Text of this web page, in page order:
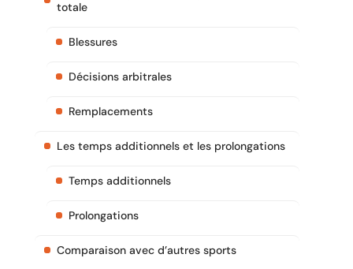
totale
Blessures
Décisions arbitrales
Remplacements
Les temps additionnels et les prolongations
Temps additionnels
Prolongations
Comparaison avec d’autres sports